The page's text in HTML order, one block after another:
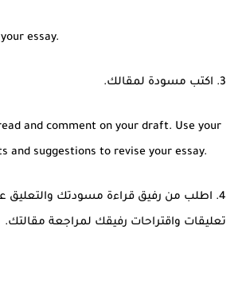
essay.
3. اكتب مسودة لمقالك.
and comment on your draft. Use your
and suggestions to revise your essay.
4. اطلب من رفيق قراءة مسودتك والتعليق
تعليقات واقتراحات رفيقك لمراجعة مقالتك.